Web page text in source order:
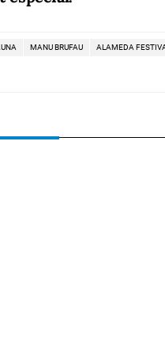
MANU BRUFAU ALAMEDA